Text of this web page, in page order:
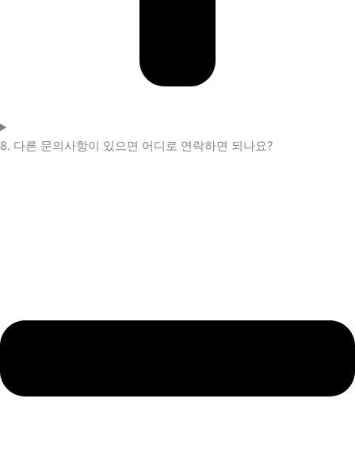
8. 다른 문의사항이 있으면 어디로 연락하면 되나요?